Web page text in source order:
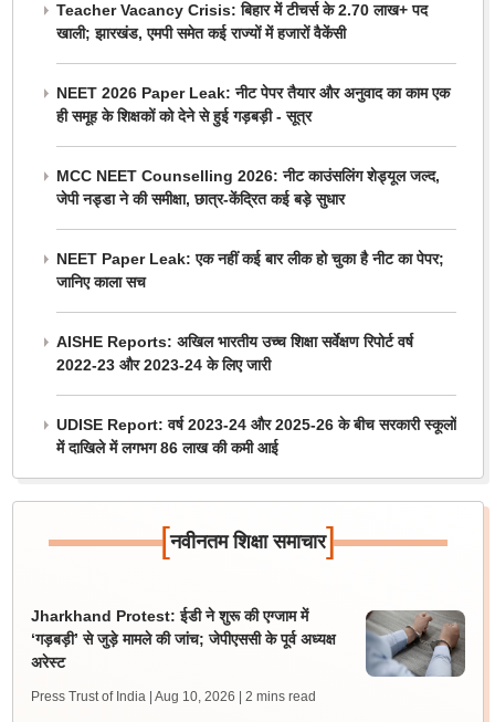
Teacher Vacancy Crisis: बिहार में टीचर्स के 2.70 लाख+ पद
खाली; झारखंड, एमपी समेत कई राज्यों में हजारों वैकेंसी
NEET 2026 Paper Leak: नीट पेपर तैयार और अनुवाद का काम एक
ही समूह के शिक्षकों को देने से हुई गड़बड़ी - सूत्र
MCC NEET Counselling 2026: नीट काउंसलिंग शेड्यूल जल्द,
जेपी नड्डा ने की समीक्षा, छात्र-केंद्रित कई बड़े सुधार
NEET Paper Leak: एक नहीं कई बार लीक हो चुका है नीट का पेपर;
जानिए काला सच
AISHE Reports: अखिल भारतीय उच्च शिक्षा सर्वेक्षण रिपोर्ट वर्ष
2022-23 और 2023-24 के लिए जारी
UDISE Report: वर्ष 2023-24 और 2025-26 के बीच सरकारी स्कूलों
में दाखिले में लगभग 86 लाख की कमी आई
[नवीनतम शिक्षा समाचार]
Jharkhand Protest: ईडी ने शुरू की एग्जाम में
‘गड़बड़ी’ से जुड़े मामले की जांच; जेपीएससी के पूर्व अध्यक्ष
अरेस्ट
Press Trust of India | Aug 10, 2026 | 2 mins read